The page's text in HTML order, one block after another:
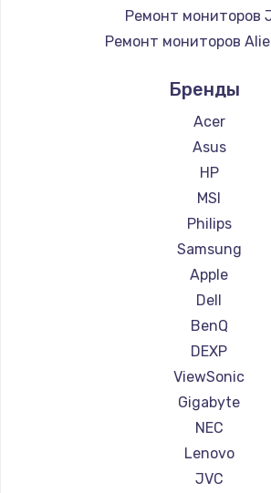
Замена шим-
Заказать
1030 руб.
Заказать
1260 руб.
Заказать
Установка
725 руб.
Заказать
Замена жесткого
750 руб.
Ремонт мониторов
Ремонт мониторов
Ремонт мониторов
Ремонт мониторов
Ремонт мониторов
Ремонт мониторов
Ремонт мониторов
Ремонт мониторов
Ремонт мониторов
Ремонт мониторов
Ремонт мониторов
Бренды
Acer
Asus
HP
MSI
Philips
Samsung
Apple
Dell
BenQ
DEXP
ViewSonic
Gigabyte
NEC
Lenovo
JVC